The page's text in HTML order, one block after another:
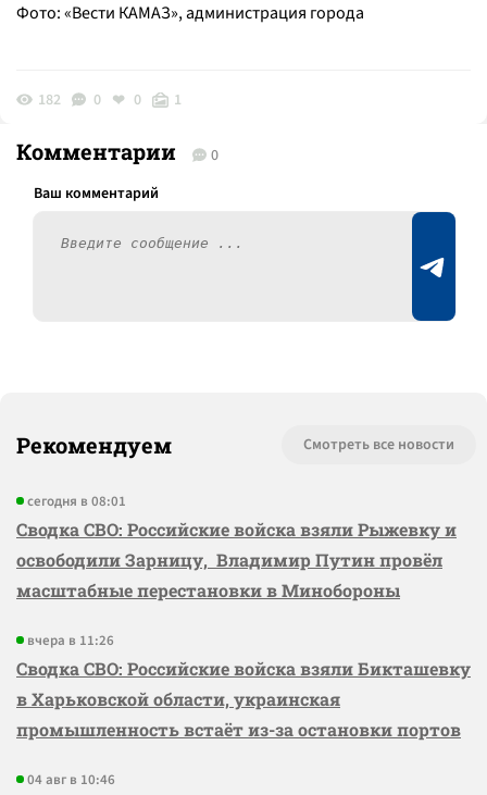
Фото: «Вести КАМАЗ», администрация города
182 0 0 1
Комментарии 0
Рекомендуем Смотреть все новости
сегодня в 08:01
Сводка СВО: Российские войска взяли Рыжевку и
освободили Зарницу, Владимир Путин провёл
масштабные перестановки в Минобороны
вчера в 11:26
Сводка СВО: Российские войска взяли Бикташевку
в Харьковской области, украинская
промышленность встаёт из-за остановки портов
04 авг в 10:46